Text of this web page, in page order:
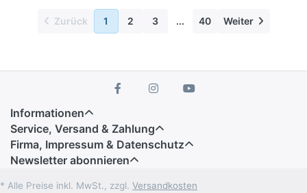
Zurück 1 2 3 ... 40 Weiter
Informationen
Service, Versand & Zahlung
Firma, Impressum & Datenschutz
Newsletter abonnieren
* Alle Preise inkl. MwSt., zzgl. Versandkosten